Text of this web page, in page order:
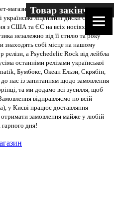
магазин “Два меломани”. У нас Ви
ліцензійні диски CD, DVD,
з США та ЄС на всіх носіях. В
незалежно від її стилю та року
знаходять собі місце на нашому
релізи, а Psychedelic Rock від лейбла
останніми релізами української
Бумбокс, Океан Ельзи, Скрябін,
нас із запитанням щодо замовлення
та ми додамо всі зусилля, щоб
відправляємо по всій
у Києві працює доставляння
замовлення майже у любій
гарного дня!
Товар закінчився